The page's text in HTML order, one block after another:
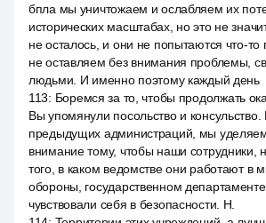
бпла мы уничтожаем и ослабляем их
исторических масштабах, но это не
не осталось, и они не попытаются что-
не оставляем без внимания проблемы,
людьми. И именно поэтому каждый день
113: Боремся за то, чтобы продолжать
Вы упомянули посольство и консульство.
предыдущих администраций, мы
внимание тому, чтобы наши сотрудники,
того, в каком ведомстве они работают в
обороны, государственном
чувствовали себя в безопасности. Н.